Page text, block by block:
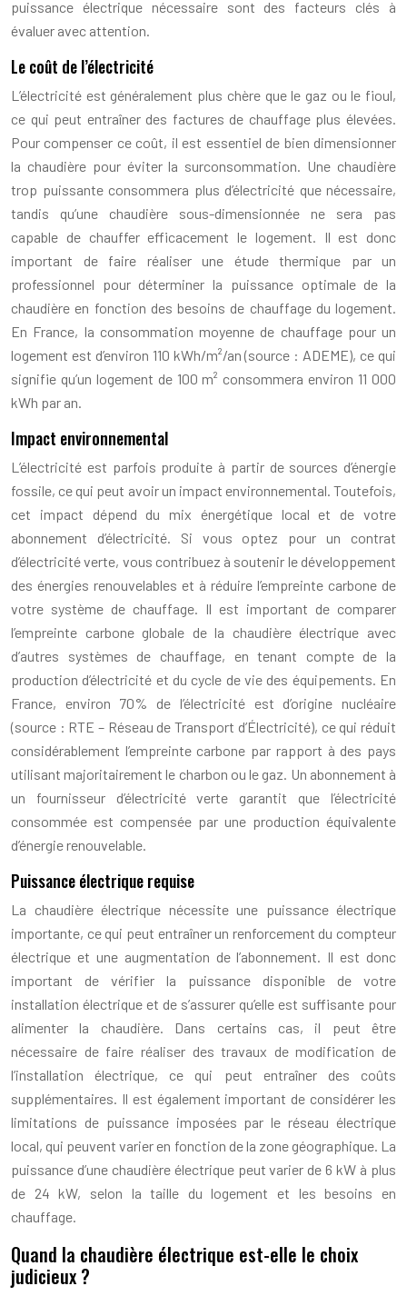
puissance électrique nécessaire sont des facteurs clés à
évaluer avec attention.
Le coût de l’électricité
L’électricité est généralement plus chère que le gaz ou le fioul,
ce qui peut entraîner des factures de chauffage plus élevées.
Pour compenser ce coût, il est essentiel de bien dimensionner
la chaudière pour éviter la surconsommation. Une chaudière
trop puissante consommera plus d’électricité que nécessaire,
tandis qu’une chaudière sous-dimensionnée ne sera pas
capable de chauffer efficacement le logement. Il est donc
important de faire réaliser une étude thermique par un
professionnel pour déterminer la puissance optimale de la
chaudière en fonction des besoins de chauffage du logement.
En France, la consommation moyenne de chauffage pour un
logement est d’environ 110 kWh/m²/an (source : ADEME), ce qui
signifie qu’un logement de 100 m² consommera environ 11 000
kWh par an.
Impact environnemental
L’électricité est parfois produite à partir de sources d’énergie
fossile, ce qui peut avoir un impact environnemental. Toutefois,
cet impact dépend du mix énergétique local et de votre
abonnement d’électricité. Si vous optez pour un contrat
d’électricité verte, vous contribuez à soutenir le développement
des énergies renouvelables et à réduire l’empreinte carbone de
votre système de chauffage. Il est important de comparer
l’empreinte carbone globale de la chaudière électrique avec
d’autres systèmes de chauffage, en tenant compte de la
production d’électricité et du cycle de vie des équipements. En
France, environ 70% de l’électricité est d’origine nucléaire
(source : RTE – Réseau de Transport d’Électricité), ce qui réduit
considérablement l’empreinte carbone par rapport à des pays
utilisant majoritairement le charbon ou le gaz. Un abonnement à
un fournisseur d’électricité verte garantit que l’électricité
consommée est compensée par une production équivalente
d’énergie renouvelable.
Puissance électrique requise
La chaudière électrique nécessite une puissance électrique
importante, ce qui peut entraîner un renforcement du compteur
électrique et une augmentation de l’abonnement. Il est donc
important de vérifier la puissance disponible de votre
installation électrique et de s’assurer qu’elle est suffisante pour
alimenter la chaudière. Dans certains cas, il peut être
nécessaire de faire réaliser des travaux de modification de
l’installation électrique, ce qui peut entraîner des coûts
supplémentaires. Il est également important de considérer les
limitations de puissance imposées par le réseau électrique
local, qui peuvent varier en fonction de la zone géographique. La
puissance d’une chaudière électrique peut varier de 6 kW à plus
de 24 kW, selon la taille du logement et les besoins en
chauffage.
Quand la chaudière électrique est-elle le choix
judicieux ?